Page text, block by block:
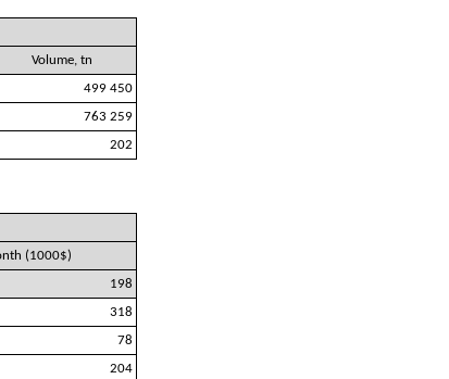
Volume, tn
499 450
763 259
202
(1000$)
198
318
78
204